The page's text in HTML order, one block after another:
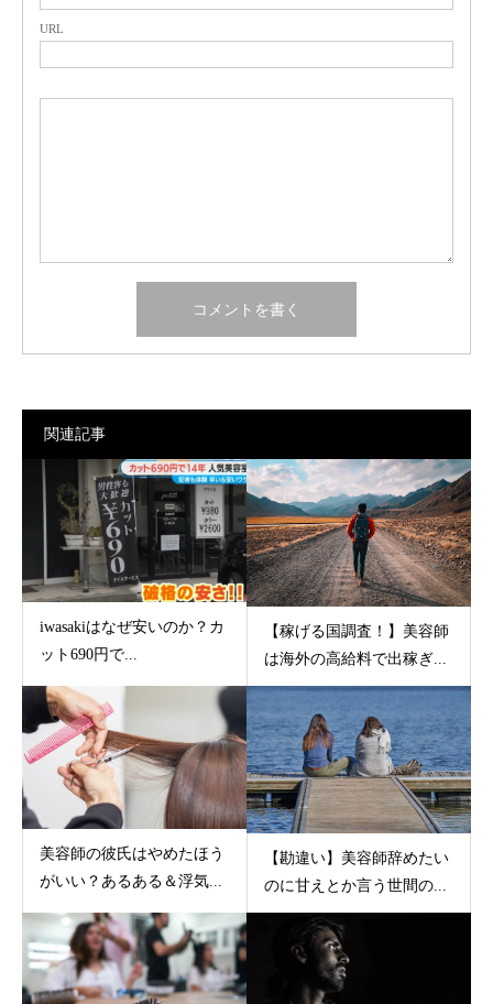
URL
関連記事
iwasakiはなぜ安いのか？カ
ット690円で...
【稼げる国調査！】美容師
は海外の高給料で出稼ぎ...
美容師の彼氏はやめたほう
がいい？あるある＆浮気...
【勘違い】美容師辞めたい
のに甘えとか言う世間の...